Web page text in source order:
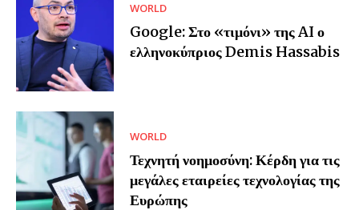
WORLD
Google: Στο «τιμόνι» της AI ο
ελληνοκύπριος Demis Hassabis
WORLD
Τεχνητή νοημοσύνη: Κέρδη για τις
μεγάλες εταιρείες τεχνολογίας της
Ευρώπης